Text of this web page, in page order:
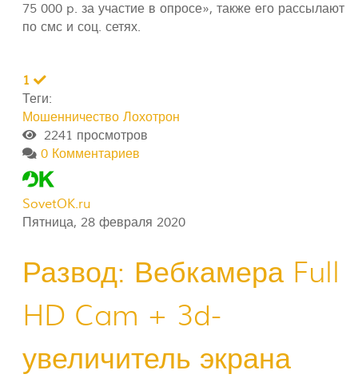
75 000 p. за участие в опросе», также его рассылают
по смс и соц. сетях.
1
Теги:
Мошенничество Лохотрон
2241 просмотров
0 Комментариев
SovetOK.ru
Пятница, 28 февраля 2020
Развод: Вебкамера Full
HD Cam + 3d-
увеличитель экрана